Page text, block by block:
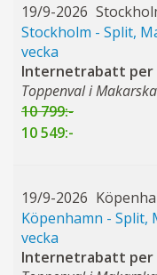
19/9-2026
Stockholm - Split,
vecka
Internetrabatt per
Toppenval i
10 799:-
10 549:-
19/9-2026
Köpenhamn - Split,
vecka
Internetrabatt per